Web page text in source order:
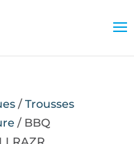
/ Trousses
/ BBQ